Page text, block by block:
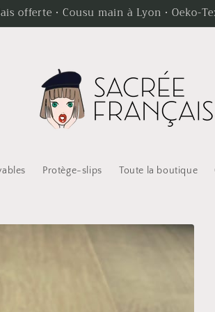
offerte · Cousu main à Lyon · Oeko-
Protège-slips Toute la boutique